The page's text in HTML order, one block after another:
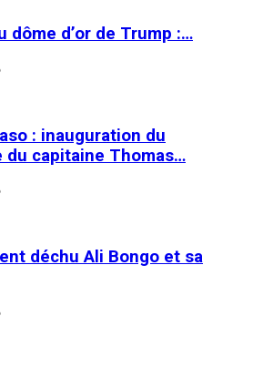
dôme d’or de Trump :…
: inauguration du
du capitaine Thomas…
déchu Ali Bongo et sa